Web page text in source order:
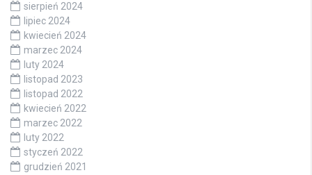
sierpień 2024
lipiec 2024
kwiecień 2024
marzec 2024
luty 2024
listopad 2023
listopad 2022
kwiecień 2022
marzec 2022
luty 2022
styczeń 2022
grudzień 2021